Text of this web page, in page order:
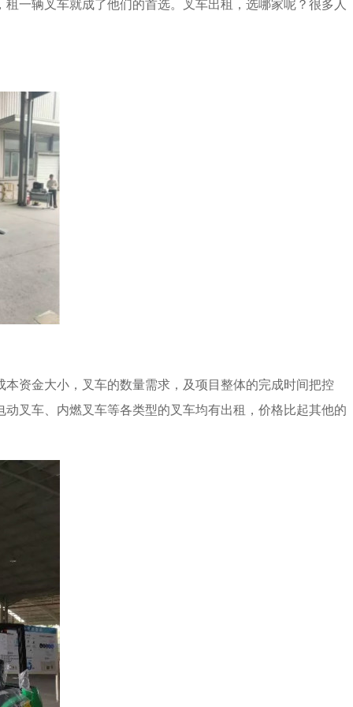
一辆叉车就成了他们的首选。叉车出租，选哪家呢？很多人
资金大小，叉车的数量需求，及项目整体的完成时间把控
叉车、内燃叉车等各类型的叉车均有出租，价格比起其他的